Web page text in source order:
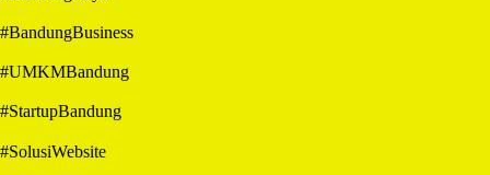
#BandungBusiness
#UMKMBandung
#StartupBandung
#SolusiWebsite